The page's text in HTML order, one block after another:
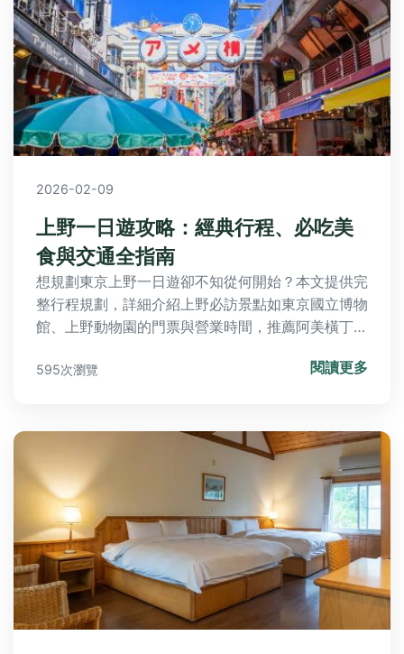
2026-02-09
上野一日遊攻略：經典行程、必吃美
食與交通全指南
想規劃東京上野一日遊卻不知從何開始？本文提供完
整行程規劃，詳細介紹上野必訪景點如東京國立博物
館、上野動物園的門票與營業時間，推薦阿美橫丁必
讓你輕鬆享受上野一日遊。
595次瀏覽 閱讀更多